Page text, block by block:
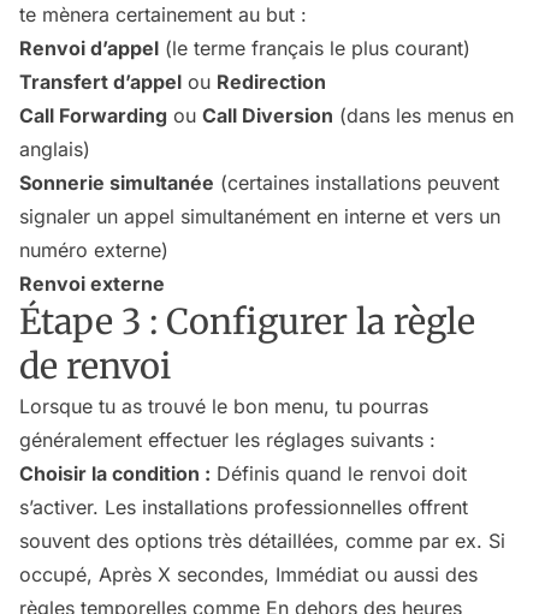
te mènera certainement au but :
Renvoi d’appel (le terme français le plus courant)
Transfert d’appel ou Redirection
Call Forwarding ou Call Diversion (dans les menus en
anglais)
Sonnerie simultanée (certaines installations peuvent
signaler un appel simultanément en interne et vers un
numéro externe)
Renvoi externe
Étape 3 : Configurer la règle
de renvoi
Lorsque tu as trouvé le bon menu, tu pourras
généralement effectuer les réglages suivants :
Choisir la condition : Définis quand le renvoi doit
s’activer. Les installations professionnelles offrent
souvent des options très détaillées, comme par ex. Si
occupé, Après X secondes, Immédiat ou aussi des
règles temporelles comme En dehors des heures